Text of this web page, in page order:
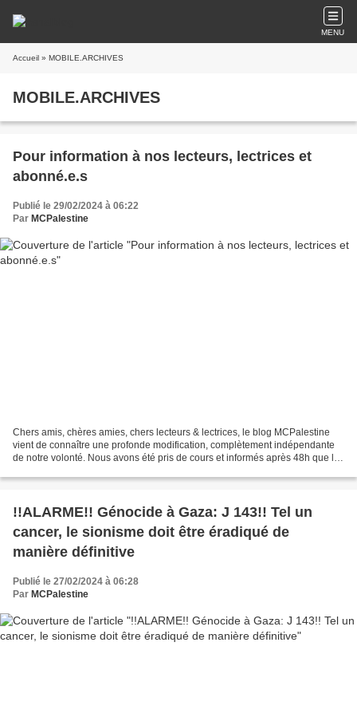
MENU
Accueil » MOBILE.ARCHIVES
MOBILE.ARCHIVES
Pour information à nos lecteurs, lectrices et
abonné.e.s
Publié le 29/02/2024 à 06:22
Par MCPalestine
Chers amis, chères amies, chers lecteurs & lectrices, le blog MCPalestine
vient de connaître une profonde modification, complètement indépendante
de notre volonté. Nous avons été pris de cours et informés après 48h que les
!!ALARME!! Génocide à Gaza: J 143!! Tel un
cancer, le sionisme doit être éradiqué de
manière définitive
Publié le 27/02/2024 à 06:28
Par MCPalestine